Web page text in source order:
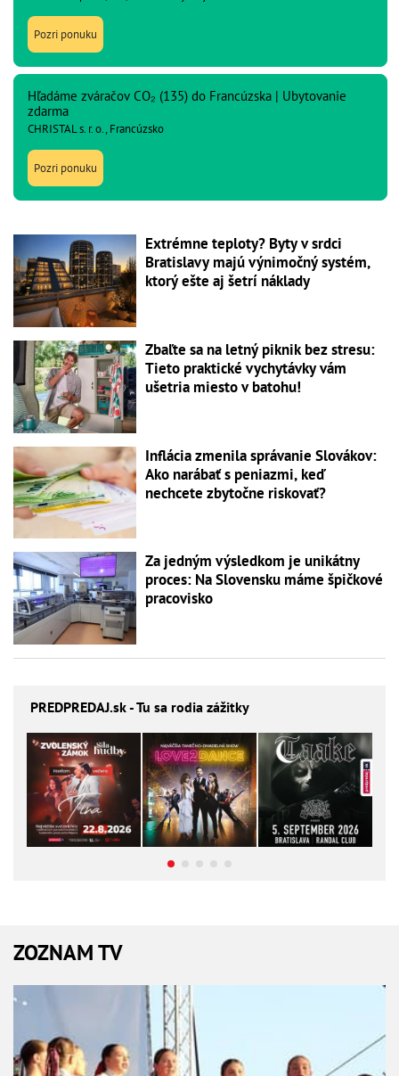
Pozri ponuku
Hľadáme zváračov CO₂ (135) do Francúzska | Ubytovanie
zdarma
CHRISTAL s. r. o., Francúzsko
Pozri ponuku
Extrémne teploty? Byty v srdci
Bratislavy majú výnimočný systém,
ktorý ešte aj šetrí náklady
Zbaľte sa na letný piknik bez stresu:
Tieto praktické vychytávky vám
ušetria miesto v batohu!
Inflácia zmenila správanie Slovákov:
Ako narábať s peniazmi, keď
nechcete zbytočne riskovať?
Za jedným výsledkom je unikátny
proces: Na Slovensku máme špičkové
pracovisko
PREDPREDAJ.sk - Tu sa rodia zážitky
ZOZNAM TV